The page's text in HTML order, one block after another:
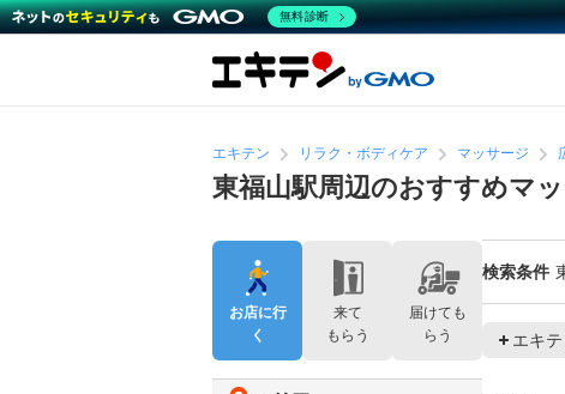
エキテン リラク・ボディケア マッサージ
東福山駅周辺のおすすめマ
検索条件
エキ
お店に行
く
来て
もらう
届けても
らう
無料診断